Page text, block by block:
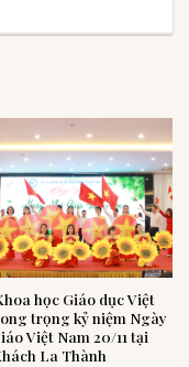
học Giáo dục Việt
trọng kỷ niệm Ngày
Việt Nam 20/11 tại
La Thành